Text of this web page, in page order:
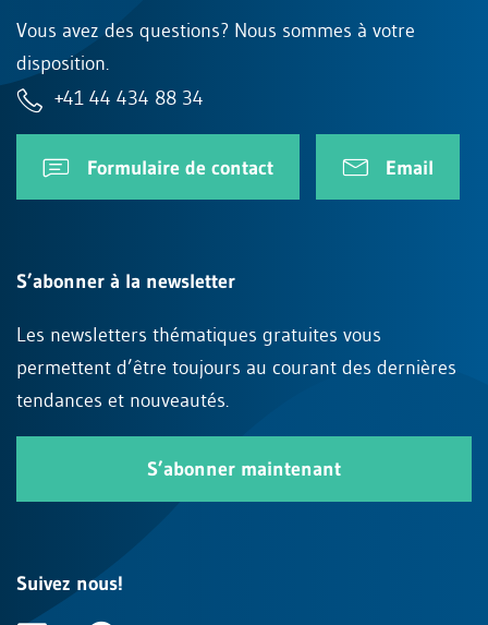
Vous avez des questions? Nous sommes à votre
disposition.
+41 44 434 88 34
Formulaire de contact Email
S’abonner à la newsletter
Les newsletters thématiques gratuites vous
permettent d’être toujours au courant des dernières
tendances et nouveautés.
S’abonner maintenant
Suivez nous!